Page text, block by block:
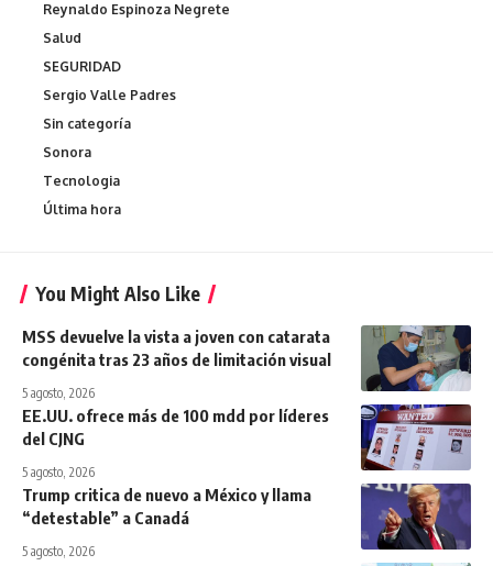
Reynaldo Espinoza Negrete
Salud
SEGURIDAD
Sergio Valle Padres
Sin categoría
Sonora
Tecnologia
Última hora
You Might Also Like
MSS devuelve la vista a joven con catarata
congénita tras 23 años de limitación visual
5 agosto, 2026
EE.UU. ofrece más de 100 mdd por líderes
del CJNG
5 agosto, 2026
Trump critica de nuevo a México y llama
“detestable” a Canadá
5 agosto, 2026